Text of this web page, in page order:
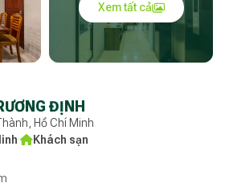
Xem tất cả
ĐỊNH
Hồ Chí Minh
· Khách sạn